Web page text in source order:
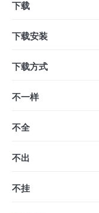
下载
下载安装
下载方式
不一样
不全
不出
不挂